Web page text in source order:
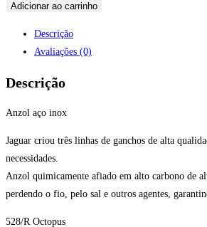
Adicionar ao carrinho
Descrição
Avaliações (0)
Descrição
Anzol aço inox
Jaguar criou três linhas de ganchos de alta
necessidades.
Anzol quimicamente afiado em alto carbono de
perdendo o fio, pelo sal e outros agentes,
528/R Octopus